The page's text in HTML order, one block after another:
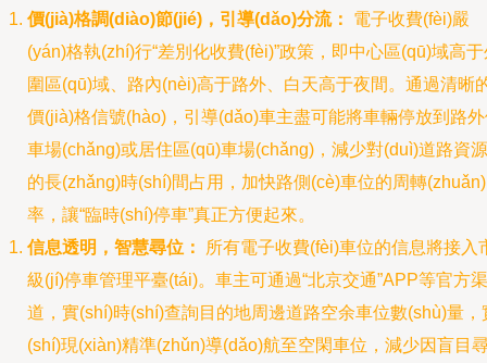
價(jià)格調(diào)節(jié)，引導(dǎo)分流：
電子收費(fèi)嚴
(yán)格執(zhí)行“差別化收費(fèi)”政策，即中心區(qū)域高
圍區(qū)域、路內(nèi)高于路外、白天高于夜間。通過清晰
價(jià)格信號(hào)，引導(dǎo)車主盡可能將車輛停放到路
車場(chǎng)或居住區(qū)車場(chǎng)，減少對(duì)道路資源
的長(zhǎng)時(shí)間占用，加快路側(cè)車位的周轉(zhuǎn)
率，讓“臨時(shí)停車”真正方便起來。
信息透明，智慧尋位：
所有電子收費(fèi)車位的信息將接入
級(jí)停車管理平臺(tái)。車主可通過“北京交通”APP等官方渠
道，實(shí)時(shí)查詢目的地周邊道路空余車位數(shù)量，
(shí)現(xiàn)精準(zhǔn)導(dǎo)航至空閑車位，減少因盲目